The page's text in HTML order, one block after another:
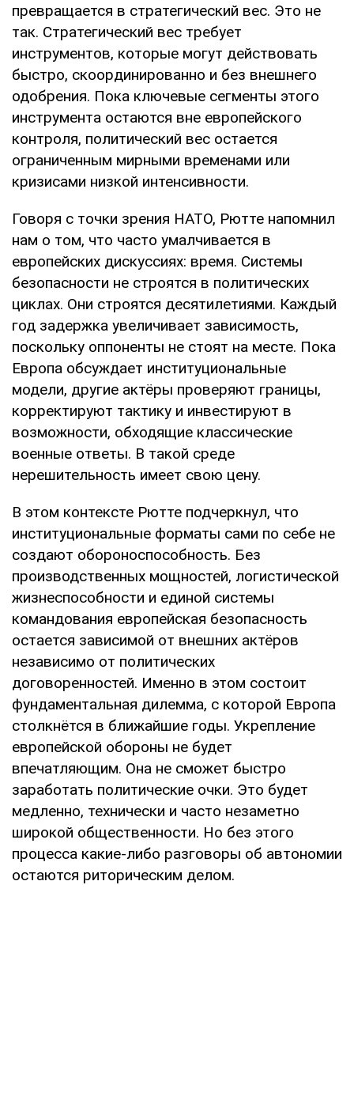
превращается в стратегический вес. Это не
так. Стратегический вес требует
инструментов, которые могут действовать
быстро, скоординированно и без внешнего
одобрения. Пока ключевые сегменты этого
инструмента остаются вне европейского
контроля, политический вес остается
ограниченным мирными временами или
кризисами низкой интенсивности.
Говоря с точки зрения НАТО, Рютте напомнил
нам о том, что часто умалчивается в
европейских дискуссиях: время. Системы
безопасности не строятся в политических
циклах. Они строятся десятилетиями. Каждый
год задержка увеличивает зависимость,
поскольку оппоненты не стоят на месте. Пока
Европа обсуждает институциональные
модели, другие актёры проверяют границы,
корректируют тактику и инвестируют в
возможности, обходящие классические
военные ответы. В такой среде
нерешительность имеет свою цену.
В этом контексте Рютте подчеркнул, что
институциональные форматы сами по себе не
создают обороноспособность. Без
производственных мощностей, логистической
жизнеспособности и единой системы
командования европейская безопасность
остается зависимой от внешних актёров
независимо от политических
договоренностей. Именно в этом состоит
фундаментальная дилемма, с которой Европа
столкнётся в ближайшие годы. Укрепление
европейской обороны не будет
впечатляющим. Она не сможет быстро
заработать политические очки. Это будет
медленно, технически и часто незаметно
широкой общественности. Но без этого
процесса какие-либо разговоры об автономии
остаются риторическим делом.